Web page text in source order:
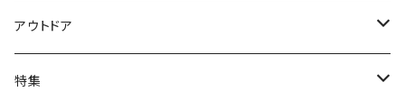
Tシャツ・カットソー
アウトドア
寝具・寝袋・ブランケット
特集